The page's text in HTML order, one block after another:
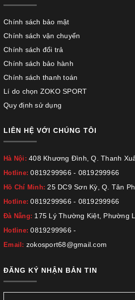
Chính sách bảo mật
Chính sách vận chuyển
Chính sách đổi trả
Chính sách bảo hành
Chính sách thanh toán
Lí do chọn ZOKO SPORT
Quy định sử dụng
LIÊN HỆ VỚI CHÚNG TÔI
Hà Nội: 408 Khương Đình, Q. Thanh
Hotline:0819299966 - 0819299966
Hồ Chí Minh: 25 DC9 Sơn Kỳ, Q. Tân
Hotline:0819299966 - 0819299966
Đà Nẵng: 175 Lý Thường Kiệt, Phường
Hotline:0819299966 -
Email: zokosport68@gmail.com
ĐĂNG KÝ NHẬN BẢN TIN